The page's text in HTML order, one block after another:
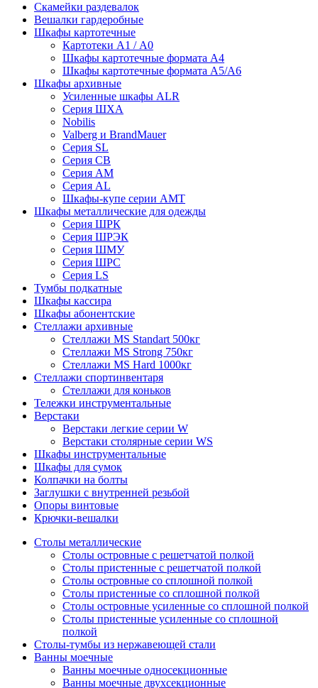
Скамейки раздевалок
Вешалки гардеробные
Шкафы картотечные
Картотеки А1 / А0
Шкафы картотечные формата А4
Шкафы картотечные формата А5/А6
Шкафы архивные
Усиленные шкафы ALR
Серия ШХА
Nobilis
Valberg и BrandMauer
Cерия SL
Серия СВ
Серия АМ
Серия AL
Шкафы-купе серии AMT
Шкафы металлические для одежды
Серия ШРК
Серия ШРЭК
Серия ШМУ
Серия ШРС
Серия LS
Тумбы подкатные
Шкафы кассира
Шкафы абонентские
Стеллажи архивные
Стеллажи MS Standart 500кг
Стеллажи MS Strong 750кг
Стеллажи MS Hard 1000кг
Стеллажи спортинвентаря
Стеллажи для коньков
Тележки инструментальные
Верстаки
Верстаки легкие серии W
Верстаки столярные серии WS
Шкафы инструментальные
Шкафы для сумок
Колпачки на болты
Заглушки с внутренней резьбой
Опоры винтовые
Крючки-вешалки
Столы металлические
Столы островные с решетчатой полкой
Столы пристенные с решетчатой полкой
Столы островные со сплошной полкой
Столы пристенные со сплошной полкой
Столы островные усиленные со сплошной полкой
Столы пристенные усиленные со сплошной
полкой
Столы-тумбы из нержавеющей стали
Ванны моечные
Ванны моечные односекционные
Ванны моечные двухсекционные